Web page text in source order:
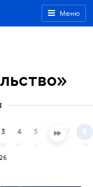
Меню
3
пн
4 5 6 7 8
сб